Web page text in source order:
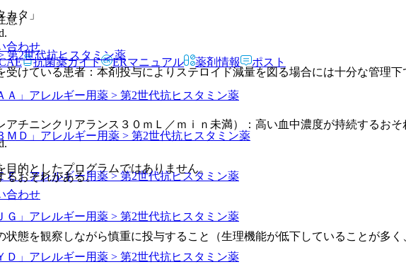
タ」
第2世代抗ヒスタミン薬
」 アレルギー用薬 > 第2世代抗ヒスタミン薬
Ｄ」 アレルギー用薬 > 第2世代抗ヒスタミン薬
Ｅ」アレルギー用薬 > 第2世代抗ヒスタミン薬
」 アレルギー用薬 > 第2世代抗ヒスタミン薬
」 アレルギー用薬 > 第2世代抗ヒスタミン薬
意）
けている患者：本剤投与によりステロイド減量を図る場合には十分な管理下
チニンクリアランス３０ｍＬ／ｍｉｎ未満）：高い血中濃度が持続するおそ
るおそれがある。
態を観察しながら慎重に投与すること（生理機能が低下していることが多
合わせ
抗菌薬ガイド ERマニュアル 薬剤情報 ポスト
的としたプログラムではありません。
合わせ